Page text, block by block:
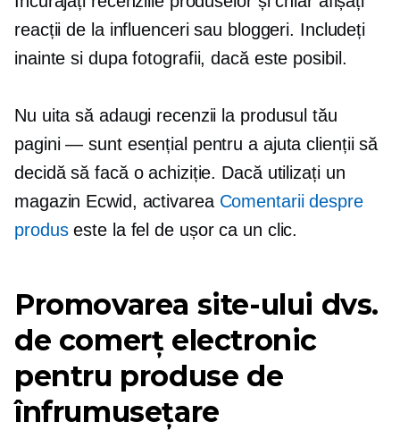
reacții de la influenceri sau bloggeri. Includeți
inainte si dupafotografii, dacă este posibil.
Nu uita să adaugi recenzii la produsul tău
pagini — suntesențial pentru a ajuta clienții să
decidă să facă o achiziție. Dacă utilizați un
magazin Ecwid, activarea Comentarii despre
produseste la fel de ușor ca un clic.
Promovarea site-ului dvs.
de comerț electronic
pentru produse de
înfrumusețare